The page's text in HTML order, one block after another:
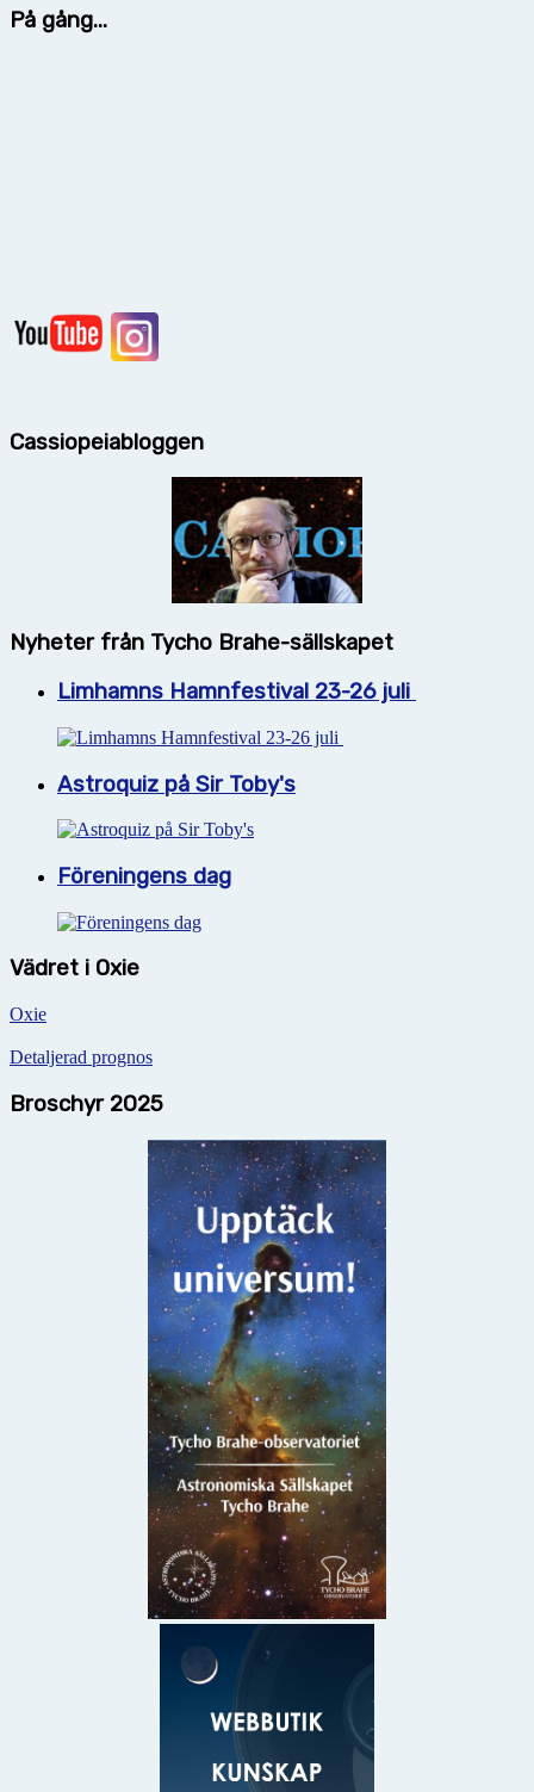
På gång...
Cassiopeiabloggen
Nyheter från Tycho Brahe-sällskapet
Limhamns Hamnfestival 23-26 juli
Astroquiz på Sir Toby's
Föreningens dag
Vädret i Oxie
Oxie
Detaljerad prognos
Broschyr 2025